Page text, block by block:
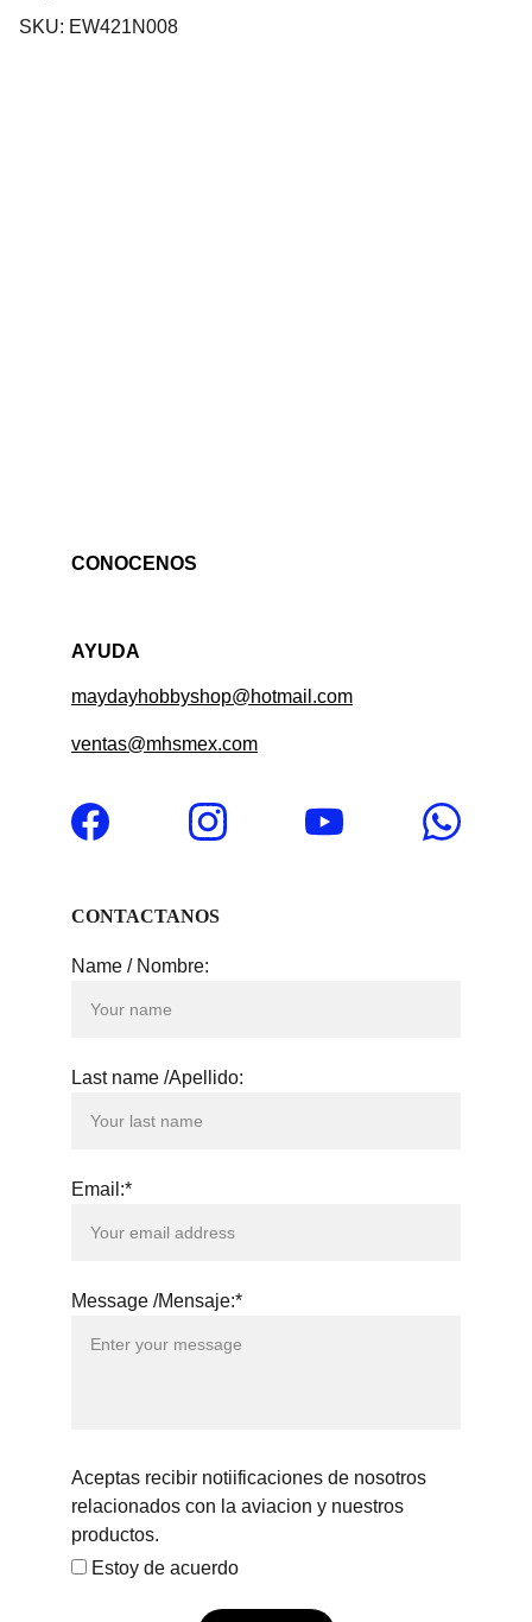
SKU: EW421N008
CONOCENOS
AYUDA
maydayhobbyshop@hotmail.com
CONTACTANOS
Name / Nombre:
Last name /Apellido:
Email:*
Message /Mensaje:*
Aceptas recibir notiificaciones de nosotros
relacionados con la aviacion y nuestros
productos.
Estoy de acuerdo
ventas@mhsmex.com